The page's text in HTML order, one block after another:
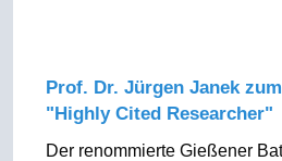
Prof. Dr. Jürgen Janek
"Highly Cited Researcher"
Der renommierte Gießener